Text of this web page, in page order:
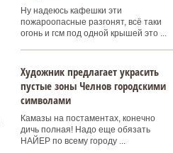
Ну надеюсь кафешки эти
пожароопасные разгонят, всё таки
огонь и гсм под одной крышей это ...
Художник предлагает украсить
пустые зоны Челнов городскими
символами
Камазы на постаментах, конечно
дичь полная! Надо еще обязать
НАЙЕР по всему городу ...